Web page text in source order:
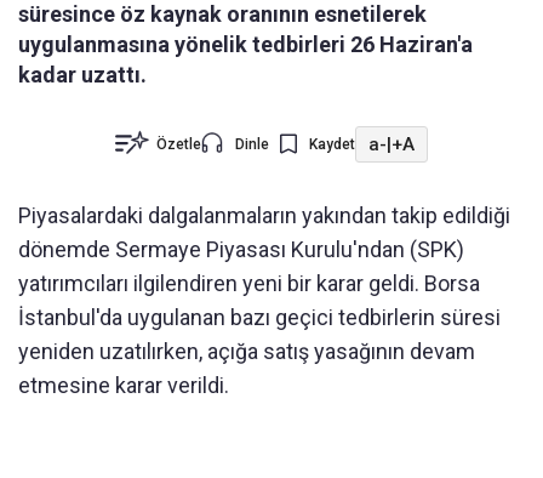
süresince öz kaynak oranının esnetilerek
uygulanmasına yönelik tedbirleri 26 Haziran'a
kadar uzattı.
Özetle Dinle Kaydet a-|+A
Piyasalardaki dalgalanmaların yakından takip edildiği
dönemde Sermaye Piyasası Kurulu'ndan (SPK)
yatırımcıları ilgilendiren yeni bir karar geldi. Borsa
İstanbul'da uygulanan bazı geçici tedbirlerin süresi
yeniden uzatılırken, açığa satış yasağının devam
etmesine karar verildi.